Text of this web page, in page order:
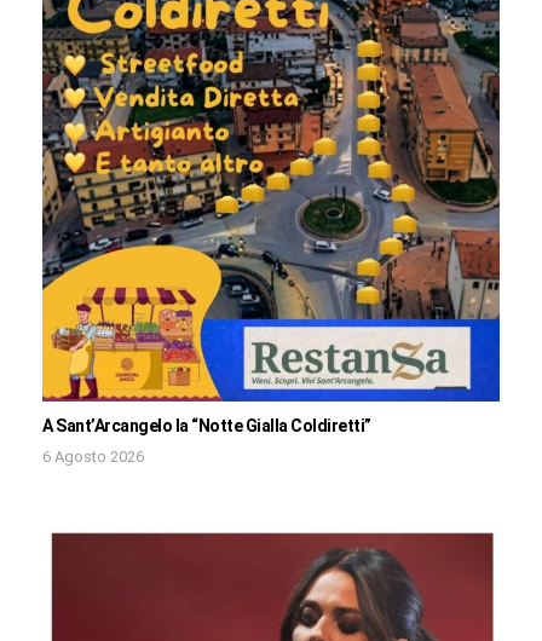
A Sant’Arcangelo la “Notte Gialla Coldiretti”
6 Agosto 2026